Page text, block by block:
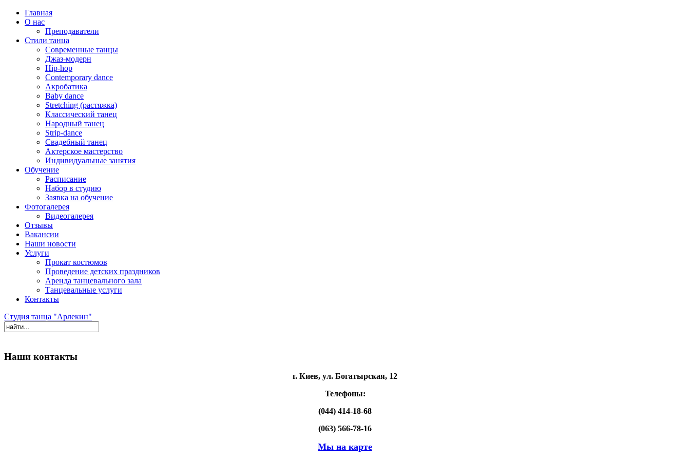
Главная
О нас
Преподаватели
Стили танца
Современные танцы
Джаз-модерн
Hip-hop
Contemporary dance
Акробатика
Baby dance
Stretching (растяжка)
Классический танец
Народный танец
Strip-dance
Свадебный танец
Актерское мастерство
Индивидуальные занятия
Обучение
Расписание
Набор в студию
Заявка на обучение
Фотогалерея
Видеогалерея
Отзывы
Вакансии
Наши новости
Услуги
Прокат костюмов
Проведение детских праздников
Аренда танцевального зала
Танцевальные услуги
Контакты
Студия танца "Арлекин"
Наши контакты
г. Киев, ул. Богатырская, 12
Телефоны:
(044) 414-18-68
(063) 566-78-16
Мы на карте